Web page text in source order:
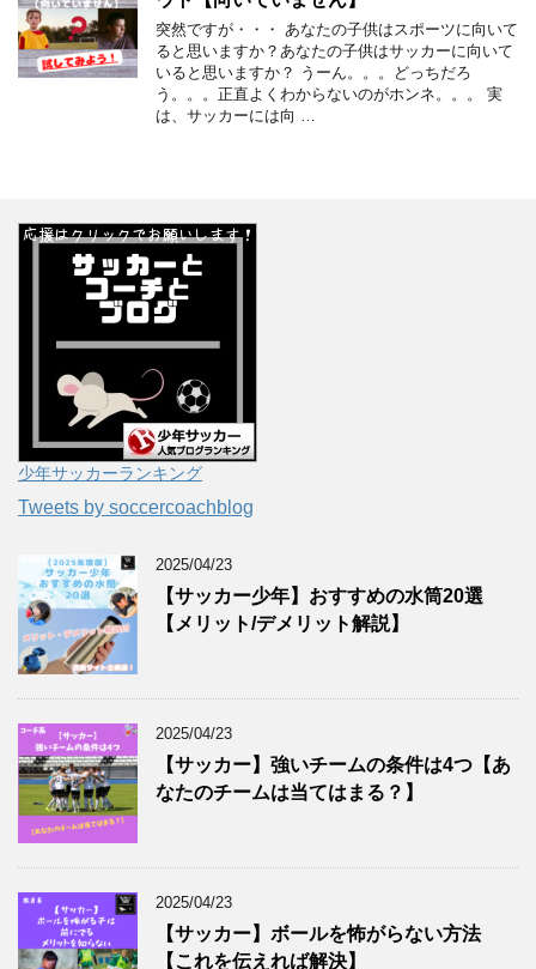
突然ですが・・・ あなたの子供はスポーツに向いて
ると思いますか？あなたの子供はサッカーに向いて
いると思いますか？ うーん。。。どっちだろ
う。。。正直よくわからないのがホンネ。。。 実
は、サッカーには向 …
少年サッカーランキング
Tweets by soccercoachblog
2025/04/23
【サッカー少年】おすすめの水筒20選
【メリット/デメリット解説】
2025/04/23
【サッカー】強いチームの条件は4つ【あ
なたのチームは当てはまる？】
2025/04/23
【サッカー】ボールを怖がらない方法
【これを伝えれば解決】